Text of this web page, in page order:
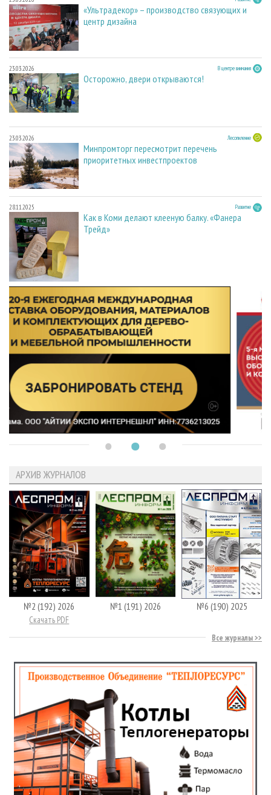
«Ультрадекор» – производство связующих и
центр дизайна
23.03.2026 В центре внимания
Осторожно, двери открываются!
23.03.2026 Лесопиление
Минпромторг пересмотрит перечень
приоритетных инвестпроектов
28.11.2025 Развитие
Как в Коми делают клееную балку. «Фанера
Трейд»
АРХИВ ЖУРНАЛОВ
№2 (192) 2026
Скачать PDF
№1 (191) 2026 №6 (190) 2025
Все журналы